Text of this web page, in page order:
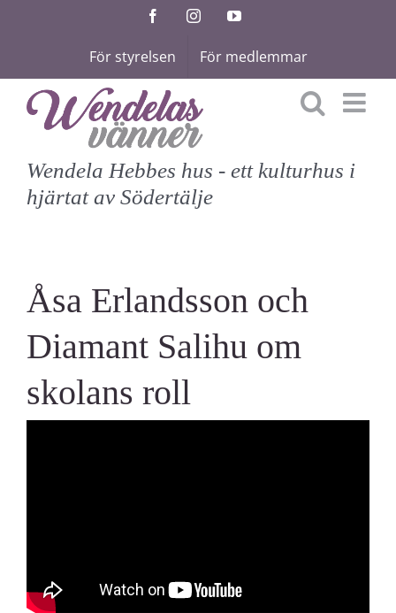
FacebookInstagramYouTube
För styrelsen För medlemmar
Wendela Hebbes hus - ett kulturhus i
hjärtat av Södertälje
Åsa Erlandsson och
Diamant Salihu om
skolans roll